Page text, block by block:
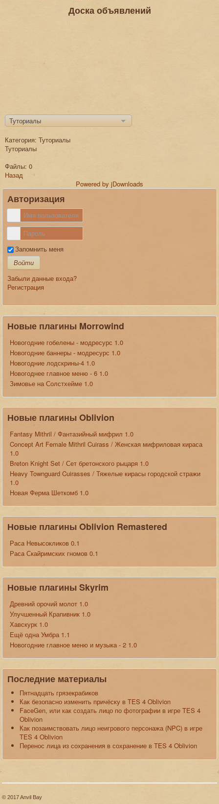
Доска объявлений
Туториалы
Категория: Туториалы
Туториалы
Файлы: 0
Назад
Powered by jDownloads
Авторизация
Запомнить меня
Войти
Забыли данные входа?
Регистрация
Новые плагины Morrowind
Новогодние гобелены - модресурс 1.0
Новогодние баннеры - модресурс 1.0
Новогодние лодскрины-4 1.0
Новогоднее главное меню - 6 1.0
Зимовье на Солстхейме 1.0
Новые плагины Oblivion
Fantasy Mithril / Фантазийный мифрил 1.0
Concept Art Female Mithril Cuirass / Женская мифриловая кираса
1.0
Breton Knight Set / Сет бретонского рыцаря 1.0
Heavy Townguard Cuirasses / Тяжелые кирасы городской стражи
1.0
Новая Ферма Шеткомб 1.0
Новые плагины Oblivion Remastered
Раса Невысокликов 0.1
Раса Скайримских гномов 0.1
Новые плагины Skyrim
Древний орочий молот 1.0
Улучшенный Крапивник 1.0
Хавскурк 1.0
Ещё одна Умбра 1.1
Новогодние главное меню и музыка - 2 1.0
Последние материалы
Пятнадцать грязекрабиков
Как безопасно изменить причёску в TES 4 Oblivion
FaceGen, или как создать лицо по фотографии в игре TES 4
Oblivion
Как позаимствовать лицо неигрового персонажа (NPC) в игре
TES 4 Oblivion
Перенос лица из сохранения в сохранение в TES 4 Oblivion
© 2017 Anvil Bay